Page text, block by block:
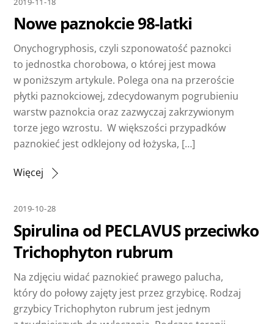
Nowe paznokcie 98-latki
Onychogryphosis, czyli szponowatość paznokci
to jednostka chorobowa, o której jest mowa
w poniższym artykule. Polega ona na przeroście
płytki paznokciowej, zdecydowanym pogrubieniu
warstw paznokcia oraz zazwyczaj zakrzywionym
torze jego wzrostu. W większości przypadków
paznokieć jest odklejony od łożyska, […]
Więcej
2019-10-28
Spirulina od PECLAVUS przeciwko
Trichophyton rubrum
Na zdjęciu widać paznokieć prawego palucha,
który do połowy zajęty jest przez grzybicę. Rodzaj
grzybicy Trichophyton rubrum jest jednym